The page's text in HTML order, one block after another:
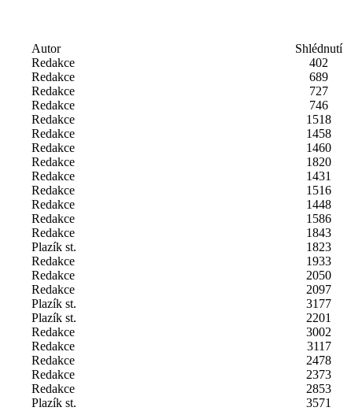
Autor
Shlédnutí
Redakce
402
Redakce
689
Redakce
727
Redakce
746
Redakce
1518
Redakce
1458
Redakce
1460
Redakce
1820
Redakce
1431
Redakce
1516
Redakce
1448
Redakce
1586
Redakce
1843
Plazík st.
1823
Redakce
1933
Redakce
2050
Redakce
2097
Plazík st.
3177
Plazík st.
2201
Redakce
3002
Redakce
3117
Redakce
2478
Redakce
2373
Redakce
2853
Plazík st.
3571